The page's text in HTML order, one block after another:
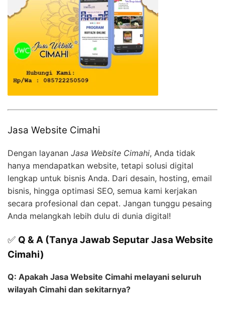
Jasa Website Cimahi
Dengan layanan Jasa Website Cimahi, Anda tidak
hanya mendapatkan website, tetapi solusi digital
lengkap untuk bisnis Anda. Dari desain, hosting, email
bisnis, hingga optimasi SEO, semua kami kerjakan
secara profesional dan cepat. Jangan tunggu pesaing
Anda melangkah lebih dulu di dunia digital!
✅ Q & A (Tanya Jawab Seputar Jasa Website
Cimahi)
Q: Apakah Jasa Website Cimahi melayani seluruh
wilayah Cimahi dan sekitarnya?